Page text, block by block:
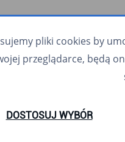
pliki cookies by
przeglądarce, będą
DOSTOSUJ WYBÓR